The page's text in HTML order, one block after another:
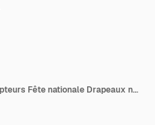
Arrière-plan pour les concepteurs Fête nationale Drapeaux nationaux des États-Unis d'Amérique États-Unis et de la République centrafricaine